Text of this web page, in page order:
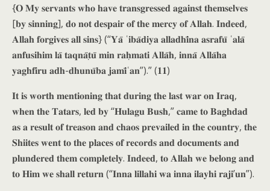
{𝐎 𝐌𝐲 𝐬𝐞𝐫𝐯𝐚𝐧𝐭𝐬 𝐰𝐡𝐨 𝐡𝐚𝐯𝐞 𝐭𝐫𝐚𝐧𝐬𝐠𝐫𝐞𝐬𝐬𝐞𝐝 𝐚𝐠𝐚𝐢𝐧𝐬𝐭 𝐭𝐡𝐞𝐦𝐬𝐞𝐥𝐯𝐞𝐬
[𝐛𝐲 𝐬𝐢𝐧𝐧𝐢𝐧𝐠], 𝐝𝐨 𝐧𝐨𝐭 𝐝𝐞𝐬𝐩𝐚𝐢𝐫 𝐨𝐟 𝐭𝐡𝐞 𝐦𝐞𝐫𝐜𝐲 𝐨𝐟 𝐀𝐥𝐥𝐚𝐡. 𝐈𝐧𝐝𝐞𝐞𝐝,
𝐀𝐥𝐥𝐚𝐡 𝐟𝐨𝐫𝐠𝐢𝐯𝐞𝐬 𝐚𝐥𝐥 𝐬𝐢𝐧𝐬} (“𝐘𝐚̄ ʿ𝐢𝐛𝐚̄𝐝𝐢𝐲𝐚 𝐚𝐥𝐥𝐚𝐝𝐡𝐢̄𝐧𝐚 𝐚𝐬𝐫𝐚𝐟𝐮̄ ʿ𝐚𝐥𝐚̄
𝐚𝐧𝐟𝐮𝐬𝐢𝐡𝐢𝐦 𝐥𝐚̄ 𝐭𝐚𝐪𝐧𝐚̄𝐭̣𝐮̄ 𝐦𝐢𝐧 𝐫𝐚𝐡̣𝐦𝐚𝐭𝐢 𝐀𝐥𝐥𝐚̄𝐡, 𝐢𝐧𝐧𝐚̄ 𝐀𝐥𝐥𝐚̄𝐡𝐚
𝐲𝐚𝐠𝐡𝐟𝐢𝐫𝐮 𝐚𝐝𝐡-𝐝𝐡𝐮𝐧𝐮̄𝐛𝐚 𝐣𝐚𝐦𝐢̄ʿ𝐚𝐧”).” (𝟏𝟏)
𝐈𝐭 𝐢𝐬 𝐰𝐨𝐫𝐭𝐡 𝐦𝐞𝐧𝐭𝐢𝐨𝐧𝐢𝐧𝐠 𝐭𝐡𝐚𝐭 𝐝𝐮𝐫𝐢𝐧𝐠 𝐭𝐡𝐞 𝐥𝐚𝐬𝐭 𝐰𝐚𝐫 𝐨𝐧 𝐈𝐫𝐚𝐪,
𝐰𝐡𝐞𝐧 𝐭𝐡𝐞 𝐓𝐚𝐭𝐚𝐫𝐬, 𝐥𝐞𝐝 𝐛𝐲 “𝐇𝐮𝐥𝐚𝐠𝐮 𝐁𝐮𝐬𝐡,” 𝐜𝐚𝐦𝐞 𝐭𝐨 𝐁𝐚𝐠𝐡𝐝𝐚𝐝
𝐚𝐬 𝐚 𝐫𝐞𝐬𝐮𝐥𝐭 𝐨𝐟 𝐭𝐫𝐞𝐚𝐬𝐨𝐧 𝐚𝐧𝐝 𝐜𝐡𝐚𝐨𝐬 𝐩𝐫𝐞𝐯𝐚𝐢𝐥𝐞𝐝 𝐢𝐧 𝐭𝐡𝐞 𝐜𝐨𝐮𝐧𝐭𝐫𝐲, 𝐭𝐡𝐞
𝐒𝐡𝐢𝐢𝐭𝐞𝐬 𝐰𝐞𝐧𝐭 𝐭𝐨 𝐭𝐡𝐞 𝐩𝐥𝐚𝐜𝐞𝐬 𝐨𝐟 𝐫𝐞𝐜𝐨𝐫𝐝𝐬 𝐚𝐧𝐝 𝐝𝐨𝐜𝐮𝐦𝐞𝐧𝐭𝐬 𝐚𝐧𝐝
𝐩𝐥𝐮𝐧𝐝𝐞𝐫𝐞𝐝 𝐭𝐡𝐞𝐦 𝐜𝐨𝐦𝐩𝐥𝐞𝐭𝐞𝐥𝐲. 𝐈𝐧𝐝𝐞𝐞𝐝, 𝐭𝐨 𝐀𝐥𝐥𝐚𝐡 𝐰𝐞 𝐛𝐞𝐥𝐨𝐧𝐠 𝐚𝐧𝐝
𝐭𝐨 𝐇𝐢𝐦 𝐰𝐞 𝐬𝐡𝐚𝐥𝐥 𝐫𝐞𝐭𝐮𝐫𝐧 (“𝐈𝐧𝐧𝐚 𝐥𝐢𝐥𝐥𝐚𝐡𝐢 𝐰𝐚 𝐢𝐧𝐧𝐚 𝐢𝐥𝐚𝐲𝐡𝐢 𝐫𝐚𝐣𝐢’𝐮𝐧”).